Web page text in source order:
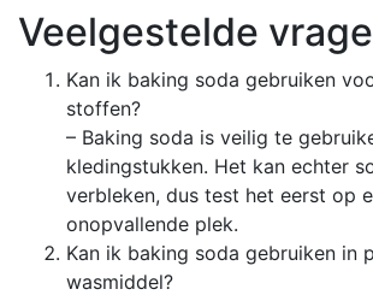
Veelgestelde
Kan ik baking soda gebruiken
stoffen?
– Baking soda is veilig te
kledingstukken. Het kan echter
verbleken, dus test het eerst op
onopvallende plek.
Kan ik baking soda gebruiken in
wasmiddel?